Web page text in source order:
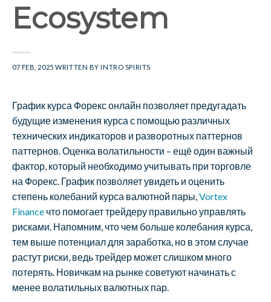
Ecosystem
07 FEB, 2025 WRITTEN BYINTRO SPIRITS
График курса Форекс онлайн позволяет предугадать
будущие изменения курса с помощью различных
технических индикаторов и разворотных паттернов
паттернов. Оценка волатильности – ещё один важный
фактор, который необходимо учитывать при торговле
на Форекс. График позволяет увидеть и оценить
степень колебаний курса валютной пары,Vortex
Finance что помогает трейдеру правильно управлять
рисками. Напомним, что чем больше колебания курса,
тем выше потенциал для заработка, но в этом случае
растут риски, ведь трейдер может слишком много
потерять. Новичкам на рынке советуют начинать с
менее волатильных валютных пар.